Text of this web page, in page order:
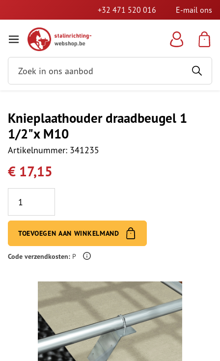
+32 471 520 016 E-mail ons
Knieplaathouder draadbeugel 1
1/2"x M10
Artikelnummer: 341235
€ 17,15
TOEVOEGEN AAN WINKELMAND
Code verzendkosten: P Meer informatie over verzendingskosten